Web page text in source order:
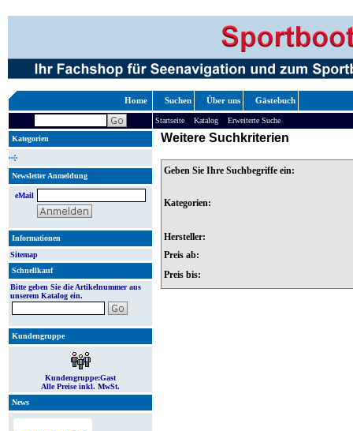
Home Suchen Über uns Gästebuch
Startseite » Katalog » Erweiterte Suche
Kategorien
Newsletter Anmeldung
eMail
Informationen
Sitemap
Schnellkauf
Bitte geben Sie die Artikelnummer aus
unserem Katalog ein.
Kundengruppe
Kundengruppe:Gast
Alle Preise inkl. MwSt.
News
Weitere Suchkriterien
Geben Sie Ihre Suchbegriffe ein:
Kategorien:
Hersteller:
Preis ab:
Preis bis: